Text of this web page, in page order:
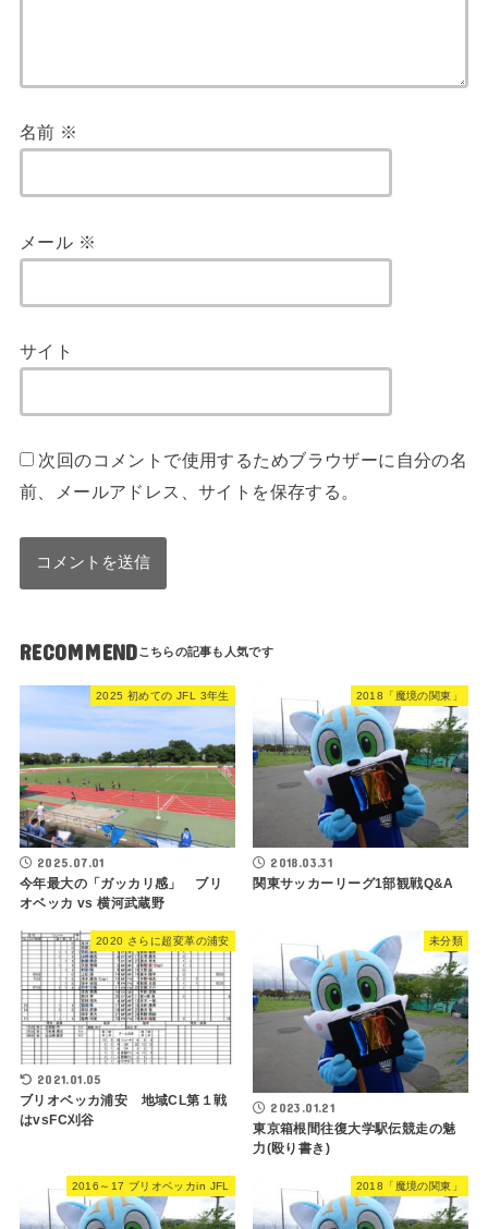
名前 ※
メール ※
サイト
次回のコメントで使用するためブラウザーに自分の名
前、メールアドレス、サイトを保存する。
RECOMMEND
2025 初めての JFL 3年生
2025.07.01
今年最大の「ガッカリ感」 ブリ
オベッカ vs 横河武蔵野
2018「魔境の関東」
2018.03.31
関東サッカーリーグ1部観戦Q&A
2020 さらに超変革の浦安
2021.01.05
ブリオベッカ浦安 地域CL第１戦
はvsFC刈谷
未分類
2023.01.21
東京箱根間往復大学駅伝競走の魅
力(殴り書き)
2016～17 ブリオベッカin JFL 2018「魔境の関東」